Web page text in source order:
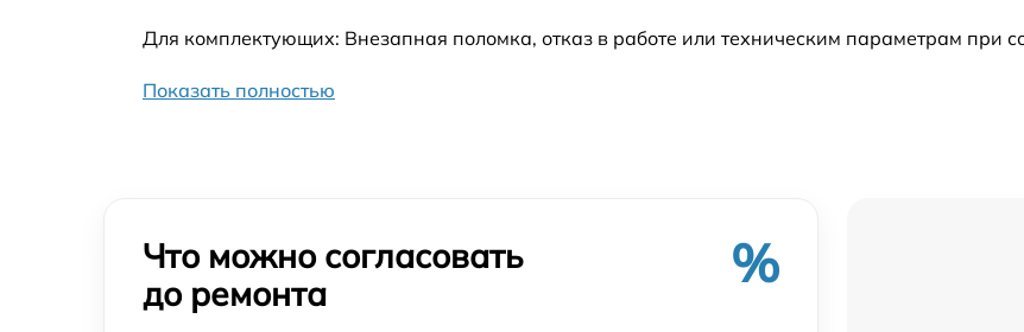
Для комплектующих: Внезапная поломка, отказ в работе или техническим параметрам при
Показать полностью
Что можно согласовать
до ремонта
%